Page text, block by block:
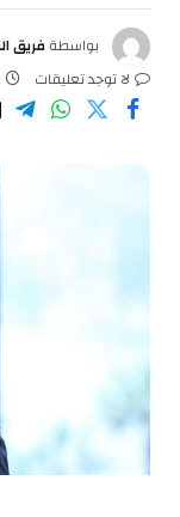
بواسطةفريق
لا توجد تعليقات